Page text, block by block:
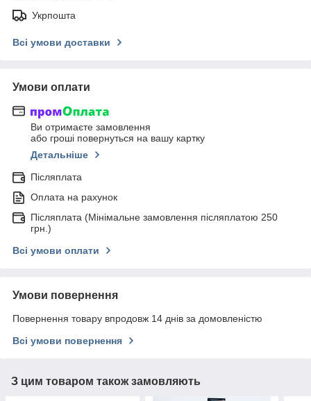
Укрпошта
Всі умови доставки
Умови оплати
Ви отримаєте замовлення
або гроші повернуться на вашу картку
Детальніше
Післяплата
Оплата на рахунок
Післяплата (Мінімальне замовлення післяплатою 250
грн.)
Всі умови оплати
Умови повернення
Повернення товару впродовж 14 днів за домовленістю
Всі умови повернення
З цим товаром також замовляють